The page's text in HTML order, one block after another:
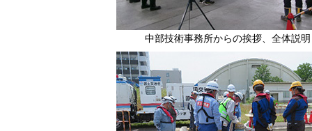
中部技術事務所からの挨拶、全体説明